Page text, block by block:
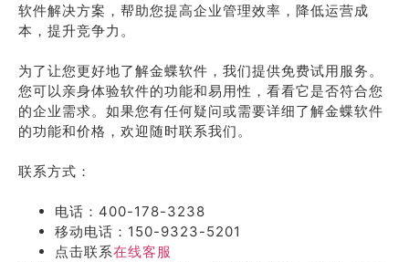
软件解决方案，帮助您提高企业管理效率，降低运营成
本，提升竞争力。
为了让您更好地了解金蝶软件，我们提供免费试用服务。
您可以亲身体验软件的功能和易用性，看看它是否符合您
的企业需求。如果您有任何疑问或需要详细了解金蝶软件
的功能和价格，欢迎随时联系我们。
联系方式：
电话：400-178-3238
移动电话：150-9323-5201
点击联系在线客服